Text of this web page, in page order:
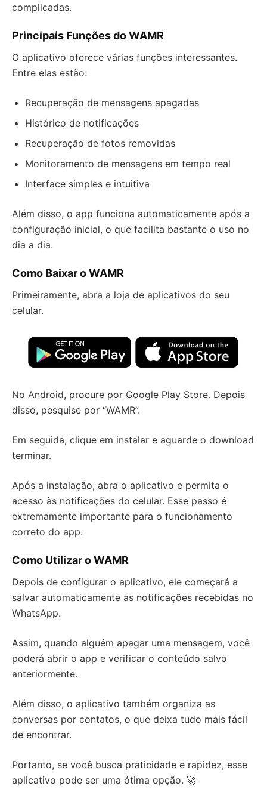
complicadas.
Principais Funções do WAMR
O aplicativo oferece várias funções interessantes.
Entre elas estão:
Recuperação de mensagens apagadas
Histórico de notificações
Recuperação de fotos removidas
Monitoramento de mensagens em tempo real
Interface simples e intuitiva
Além disso, o app funciona automaticamente após a
configuração inicial, o que facilita bastante o uso no
dia a dia.
Como Baixar o WAMR
Primeiramente, abra a loja de aplicativos do seu
celular.
No Android, procure por Google Play Store. Depois
disso, pesquise por “WAMR”.
Em seguida, clique em instalar e aguarde o download
terminar.
Após a instalação, abra o aplicativo e permita o
acesso às notificações do celular. Esse passo é
extremamente importante para o funcionamento
correto do app.
Como Utilizar o WAMR
Depois de configurar o aplicativo, ele começará a
salvar automaticamente as notificações recebidas no
WhatsApp.
Assim, quando alguém apagar uma mensagem, você
poderá abrir o app e verificar o conteúdo salvo
anteriormente.
Além disso, o aplicativo também organiza as
conversas por contatos, o que deixa tudo mais fácil
de encontrar.
Portanto, se você busca praticidade e rapidez, esse
aplicativo pode ser uma ótima opção. 🚀